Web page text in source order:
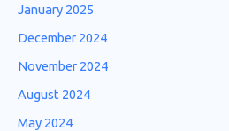
January 2025
December 2024
November 2024
August 2024
May 2024